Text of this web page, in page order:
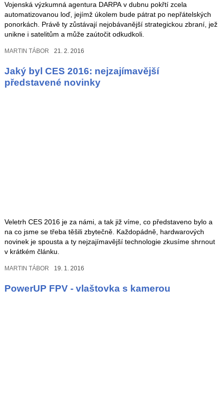
Vojenská výzkumná agentura DARPA v dubnu pokřtí zcela
automatizovanou loď, jejímž úkolem bude pátrat po nepřátelských
ponorkách. Právě ty zůstávají nejobávanější strategickou zbraní, jež
unikne i satelitům a může zaútočit odkudkoli.
MARTIN TÁBOR 21. 2. 2016
Jaký byl CES 2016: nejzajímavější
představené novinky
Veletrh CES 2016 je za námi, a tak již víme, co představeno bylo a
na co jsme se třeba těšili zbytečně. Každopádně, hardwarových
novinek je spousta a ty nejzajímavější technologie zkusíme shrnout
v krátkém článku.
MARTIN TÁBOR 19. 1. 2016
PowerUP FPV - vlaštovka s kamerou